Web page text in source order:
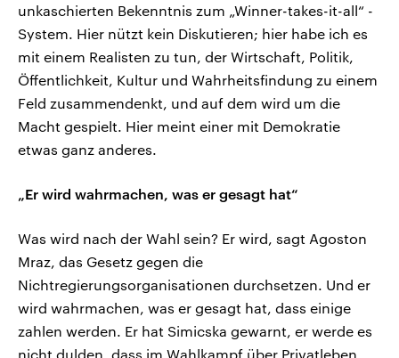
unkaschierten Bekenntnis zum „Winner-takes-it-all“ -
System. Hier nützt kein Diskutieren; hier habe ich es
mit einem Realisten zu tun, der Wirtschaft, Politik,
Öffentlichkeit, Kultur und Wahrheitsfindung zu einem
Feld zusammendenkt, und auf dem wird um die
Macht gespielt. Hier meint einer mit Demokratie
etwas ganz anderes.
„Er wird wahrmachen, was er gesagt hat“
Was wird nach der Wahl sein? Er wird, sagt Agoston
Mraz, das Gesetz gegen die
Nichtregierungsorganisationen durchsetzen. Und er
wird wahrmachen, was er gesagt hat, dass einige
zahlen werden. Er hat Simicska gewarnt, er werde es
nicht dulden, dass im Wahlkampf über Privatleben